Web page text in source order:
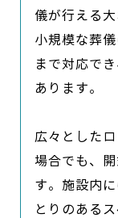
儀が行える
小規模な葬
まで対応で
あります。
広々とした
場合でも、
す。施設内
とりのある